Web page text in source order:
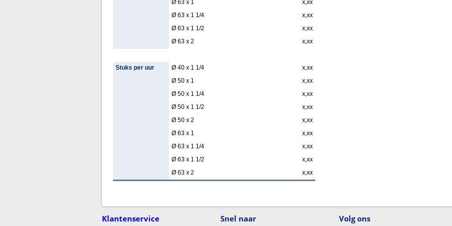
Ø 63 x 1
x,xx
Ø 63 x 1 1/4
x,xx
Ø 63 x 1 1/2
x,xx
Ø 63 x 2
x,xx
Stuks per uur Ø 40 x 1 1/4
x,xx
Ø 50 x 1
x,xx
Ø 50 x 1 1/4
x,xx
Ø 50 x 1 1/2
x,xx
Ø 50 x 2
x,xx
Ø 63 x 1
x,xx
Ø 63 x 1 1/4
x,xx
Ø 63 x 1 1/2
x,xx
Ø 63 x 2
x,xx
Klantenservice Snel naar Volg ons